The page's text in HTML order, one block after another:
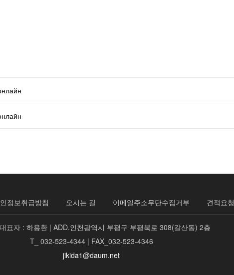
정보취급방침 오시는 길 이메일주소무단수집거부 견적요청
표자 : 하용환 | ADD.인천광역시 부평구 부평북로 308(갈산동) 2층
T_ 032-523-4344 | FAX_032-523-4346
jikida1@daum.net